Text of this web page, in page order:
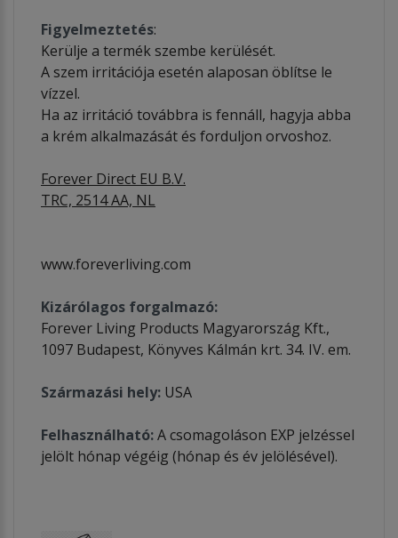
Figyelmeztetés:
Kerülje a termék szembe kerülését.
A szem irritációja esetén alaposan öblítse le
vízzel.
Ha az irritáció továbbra is fennáll, hagyja abba
a krém alkalmazását és forduljon orvoshoz.
Forever Direct EU B.V.
TRC, 2514 AA, NL
www.foreverliving.com
Kizárólagos forgalmazó:
Forever Living Products Magyarország Kft.,
1097 Budapest, Könyves Kálmán krt. 34. IV. em.
Származási hely: USA
Felhasználható:A csomagoláson EXP jelzéssel
jelölt hónap végéig (hónap és év jelölésével).